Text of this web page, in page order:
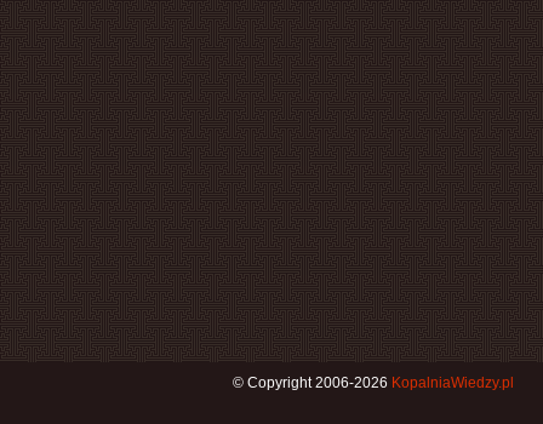
© Copyright 2006-2026 KopalniaWiedzy.pl